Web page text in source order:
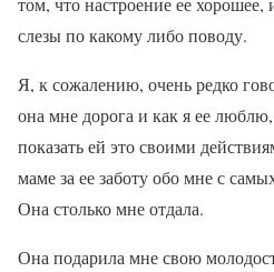
слезы по какому либо поводу.
Я, к сожалению, очень редко
она мне дорога и как я ее
показать ей это своими
маме за ее заботу обо мне с
Она столько мне отдала.
Она подарила мне свою